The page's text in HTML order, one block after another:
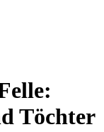
Töchter